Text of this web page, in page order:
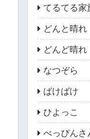
てるてる家
どんと晴れ
どんど晴れ
なつぞら
ばけばけ
ひよっこ
べっぴんさ